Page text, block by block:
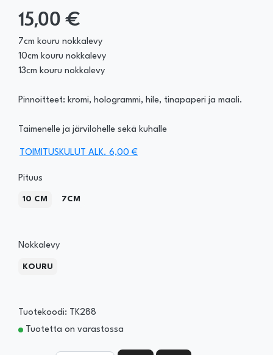
15,00 €
7cm kouru nokkalevy
10cm kouru nokkalevy
13cm kouru nokkalevy
Pinnoitteet: kromi, hologrammi, hile, tinapaperi ja maali.
Taimenelle ja järvilohelle sekä kuhalle
TOIMITUSKULUT ALK. 6,00 €
Pituus
10 CM 7CM
Nokkalevy
KOURU
Tuotekoodi: TK288
Tuotetta on varastossa